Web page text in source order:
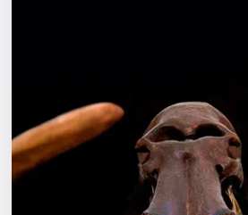
События